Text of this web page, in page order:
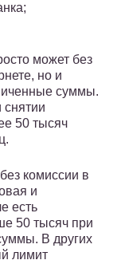
может без
но и
суммы.
50 тысяч
комиссии в
и
есть
50 тысяч при
В других
лимит